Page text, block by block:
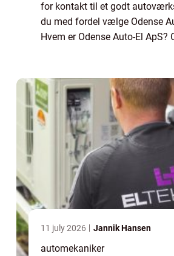
for kontakt til et godt
du med fordel vælge Odense
Hvem er Odense Auto-El ApS?
11 july 2026 Jannik Hansen
automekaniker